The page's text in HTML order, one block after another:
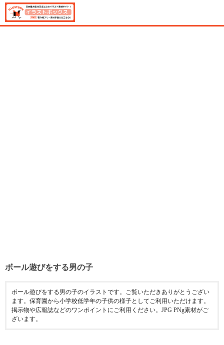
ボール遊びをする男の子
ボール遊びをする男の子のイラストです。ご覧いただきありがとうござい
ます。保育園から小学校低学年の子供の様子としてご利用いただけます。
掲示物や広報誌などのワンポイントにご利用ください。JPG PNg素材がご
ざいます。